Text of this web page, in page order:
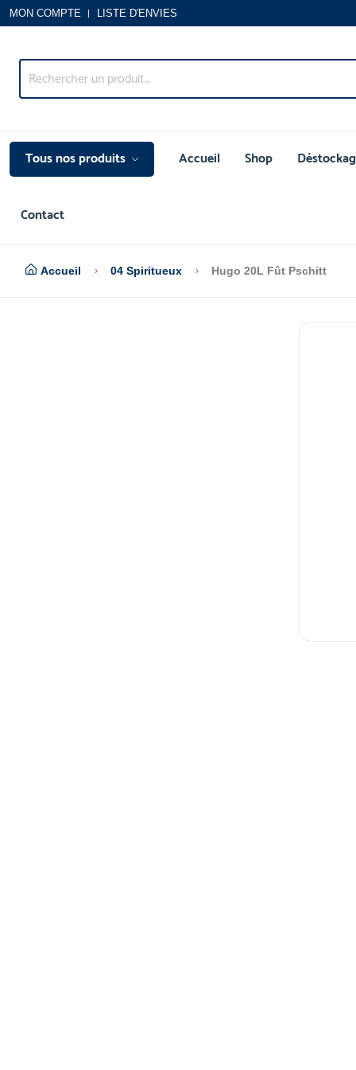
MON COMPTE LISTE D'ENVIES
Tous nos produits Accueil Shop
Contact
Accueil 04 Spiritueux Hugo 20L Fût Pschitt